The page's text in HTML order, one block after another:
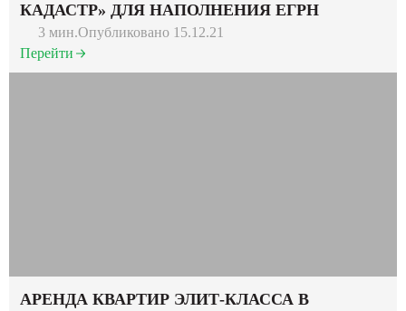
КАДАСТР» ДЛЯ НАПОЛНЕНИЯ ЕГРН
3 мин.Опубликовано 15.12.21
Перейти
АРЕНДА КВАРТИР ЭЛИТ-КЛАССА В